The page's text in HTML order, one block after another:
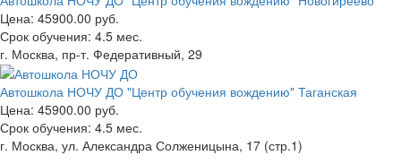
Цена: 45900.00 руб.
Срок обучения: 4.5 мес.
г. Москва, пр-т. Федеративный, 29
Автошкола НОЧУ ДО "Центр обучения вождению" Таганская
Цена: 45900.00 руб.
Срок обучения: 4.5 мес.
г. Москва, ул. Александра Солженицына, 17 (стр.1)